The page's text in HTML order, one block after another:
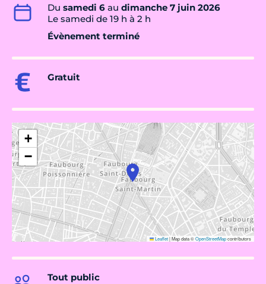
Du samedi 6 au dimanche 7 juin 2026
Le samedi de 19 h à 2 h
Évènement terminé
Gratuit
+
−
Leaflet|Map data ©OpenStreetMapcontributors
Tout public